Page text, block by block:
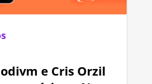
e Cris Orzil